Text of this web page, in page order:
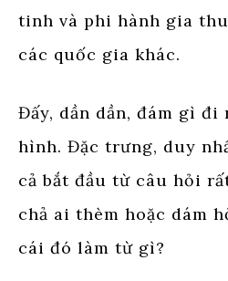
tinh và phi hành gia
các quốc gia khác.
Đấy, dần dần, đám gì đi
hình. Đặc trưng, duy
cả bắt đầu từ câu hỏi
chả ai thèm hoặc dám
cái đó làm từ gì?